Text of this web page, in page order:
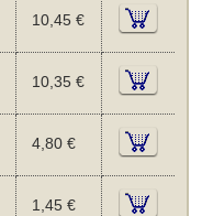
10,45 €
10,35 €
4,80 €
1,45 €